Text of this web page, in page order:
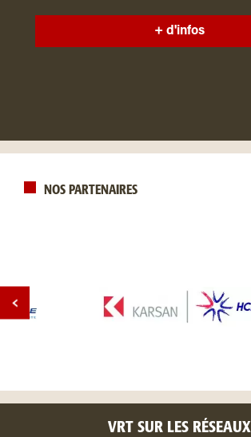
+ d'infos
NOS PARTENAIRES
VRT SUR LES RÉSEAUX